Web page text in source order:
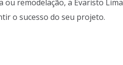
ou remodelação, a Evaristo Lima
o sucesso do seu projeto.